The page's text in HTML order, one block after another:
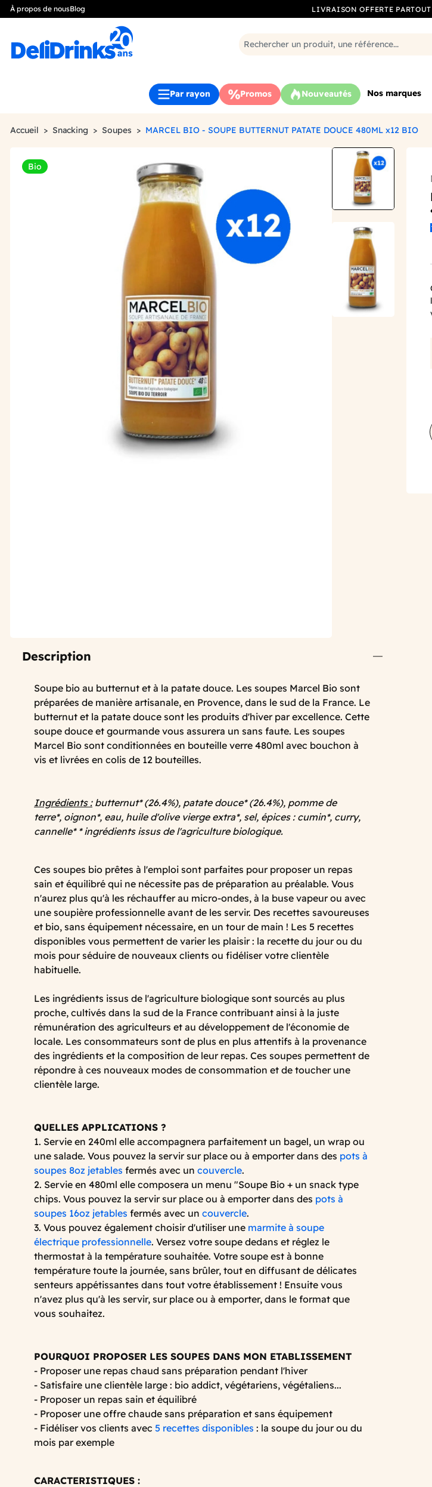
À propos de nousBlog LIVRAISON OFFERTE
Par rayon Promos Nouveautés Nos marques
Accueil Snacking Soupes MARCEL BIO - SOUPE BUTTERNUT PATATE DOUCE 480ML x12 BIO
Bio
Description
Soupe bio au butternut et à la patate douce. Les soupes Marcel Bio sont
préparées de manière artisanale, en Provence, dans le sud de la France. Le
butternut et la patate douce sont les produits d'hiver par excellence. Cette
soupe douce et gourmande vous assurera un sans faute. Les soupes
Marcel Bio sont conditionnées en bouteille verre 480ml avec bouchon à
vis et livrées en colis de 12 bouteilles.
Ingrédients :butternut* (26.4%), patate douce* (26.4%), pomme de
terre*, oignon*, eau, huile d'olive vierge extra*, sel, épices : cumin*, curry,
cannelle* * ingrédients issus de l'agriculture biologique.
Ces soupes bio prêtes à l'emploi sont parfaites pour proposer un repas
sain et équilibré qui ne nécessite pas de préparation au préalable. Vous
n'aurez plus qu'à les réchauffer au micro-ondes, à la buse vapeur ou avec
une soupière professionnelle avant de les servir. Des recettes savoureuses
et bio, sans équipement nécessaire, en un tour de main ! Les 5 recettes
disponibles vous permettent de varier les plaisir : la recette du jour ou du
mois pour séduire de nouveaux clients ou fidéliser votre clientèle
habituelle.
Les ingrédients issus de l'agriculture biologique sont sourcés au plus
proche, cultivés dans la sud de la France contribuant ainsi à la juste
rémunération des agriculteurs et au développement de l'économie de
locale. Les consommateurs sont de plus en plus attentifs à la provenance
des ingrédients et la composition de leur repas. Ces soupes permettent de
répondre à ces nouveaux modes de consommation et de toucher une
clientèle large.
QUELLES APPLICATIONS ?
1. Servie en 240ml elle accompagnera parfaitement un bagel, un wrap ou
une salade. Vous pouvez la servir sur place ou à emporter dans des pots à
soupes 8oz jetables fermés avec un couvercle.
2. Servie en 480ml elle composera un menu "Soupe Bio + un snack type
chips. Vous pouvez la servir sur place ou à emporter dans des pots à
soupes 16oz jetables fermés avec un couvercle.
3. Vous pouvez également choisir d'utiliser une marmite à soupe
électrique professionnelle. Versez votre soupe dedans et réglez le
thermostat à la température souhaitée. Votre soupe est à bonne
température toute la journée, sans brûler, tout en diffusant de délicates
senteurs appétissantes dans tout votre établissement ! Ensuite vous
n'avez plus qu'à les servir, sur place ou à emporter, dans le format que
vous souhaitez.
POURQUOI PROPOSER LES SOUPES DANS MON ETABLISSEMENT
- Proposer une repas chaud sans préparation pendant l'hiver
- Satisfaire une clientèle large : bio addict, végétariens, végétaliens...
- Proposer un repas sain et équilibré
- Proposer une offre chaude sans préparation et sans équipement
- Fidéliser vos clients avec 5 recettes disponibles : la soupe du jour ou du
mois par exemple
CARACTERISTIQUES :